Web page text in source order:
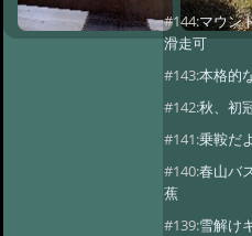
#144:マウン
滑走可
#143:本格的
#142:秋、初
#141:乗鞍だ
#140:春山バ
蕉
#139:雪解け